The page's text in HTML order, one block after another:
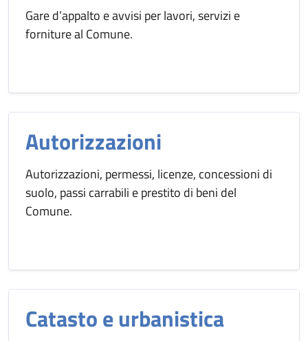
Gare d’appalto e avvisi per lavori, servizi e
forniture al Comune.
Autorizzazioni
Autorizzazioni, permessi, licenze, concessioni di
suolo, passi carrabili e prestito di beni del
Comune.
Catasto e urbanistica